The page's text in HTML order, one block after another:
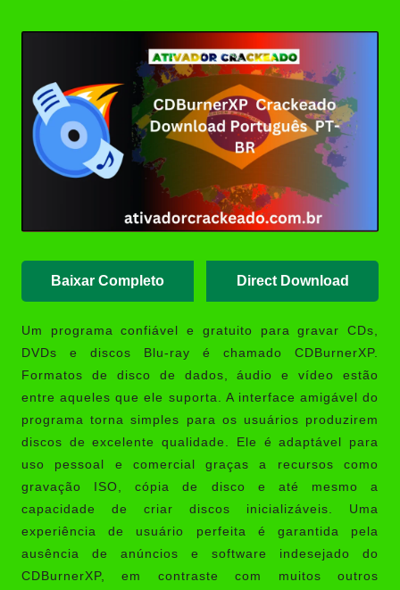
Crackeado + Chave de Licença |
Ativador Crackeado
XD-AntiSpy 4.13.0 Crackeado
Download Português PT-BR
Ativador Windows 7 Download
Grátis: Windows Loader & Re-
Loader | Ativador Crackeado
Baixar Completo Direct Download
Um programa confiável e gratuito para gravar CDs,
DVDs e discos Blu-ray é chamado CDBurnerXP.
Formatos de disco de dados, áudio e vídeo estão
entre aqueles que ele suporta. A interface amigável do
programa torna simples para os usuários produzirem
discos de excelente qualidade. Ele é adaptável para
uso pessoal e comercial graças a recursos como
gravação ISO, cópia de disco e até mesmo a
capacidade de criar discos inicializáveis. Uma
experiência de usuário perfeita é garantida pela
ausência de anúncios e software indesejado do
CDBurnerXP, em contraste com muitos outros